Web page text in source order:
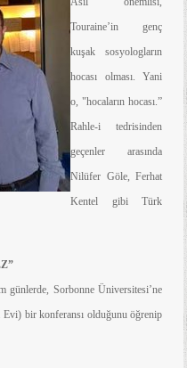
Touraine’in genç
kuşak sosyologların
hocası olması. Yani
o, "hocaların hocası.”
Rahle-i tedrisinden
geçenler arasında
Nilüfer Göle, Ferhat
Kentel gibi Türk
günlerde, Sorbonne Üniversitesi’ne
Evi) bir konferansı olduğunu öğrenip